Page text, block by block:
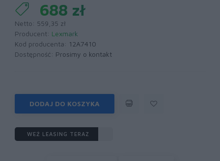
688 zł
Netto: 559,35 zł
Producent: Lexmark
Kod producenta: 12A7410
Dostępność: Prosimy o kontakt
DODAJ DO KOSZYKA
WEŹ LEASING TERAZ